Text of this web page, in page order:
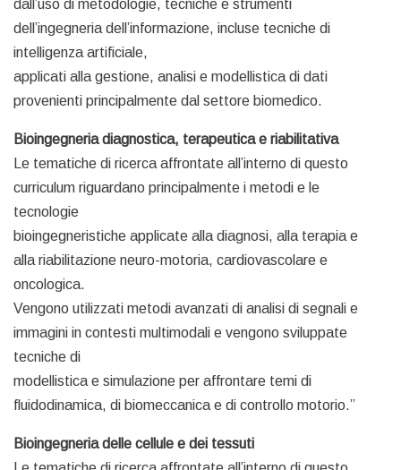
dall’uso di metodologie, tecniche e strumenti
dell’ingegneria dell’informazione, incluse tecniche di
intelligenza artificiale,
applicati alla gestione, analisi e modellistica di dati
provenienti principalmente dal settore biomedico.
Bioingegneria diagnostica, terapeutica e riabilitativa
Le tematiche di ricerca affrontate all’interno di questo
curriculum riguardano principalmente i metodi e le
tecnologie
bioingegneristiche applicate alla diagnosi, alla terapia e
alla riabilitazione neuro-motoria, cardiovascolare e
oncologica.
Vengono utilizzati metodi avanzati di analisi di segnali e
immagini in contesti multimodali e vengono sviluppate
tecniche di
modellistica e simulazione per affrontare temi di
fluidodinamica, di biomeccanica e di controllo motorio.”
Bioingegneria delle cellule e dei tessuti